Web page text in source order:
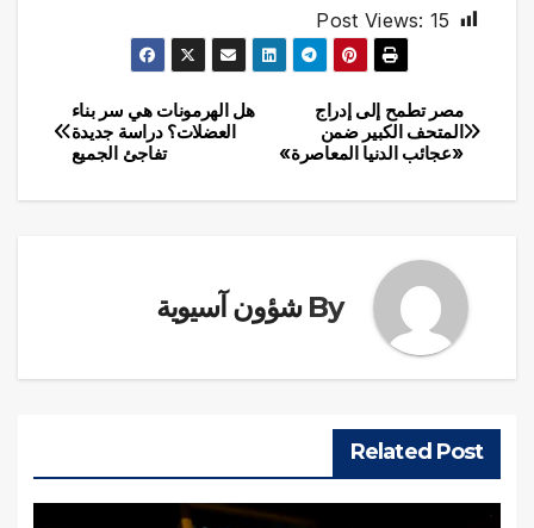
Post Views: 15
تصفّح
المقالات
هل الهرمونات هي سر بناء
العضلات؟ دراسة جديدة
تفاجئ الجميع
مصر تطمح إلى إدراج
المتحف الكبير ضمن
«عجائب الدنيا المعاصرة»
By شؤون آسيوية
Related Post